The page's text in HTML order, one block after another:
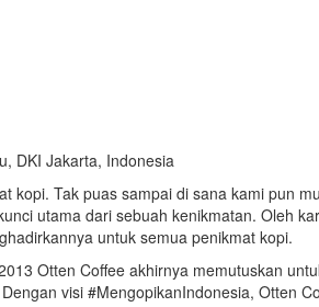
DKI Jakarta, Indonesia
kopi. Tak puas sampai di sana kami pun
utama dari sebuah kenikmatan. Oleh
untuk semua penikmat kopi.
Otten Coffee akhirnya memutuskan
visi #MengopikanIndonesia, Otten